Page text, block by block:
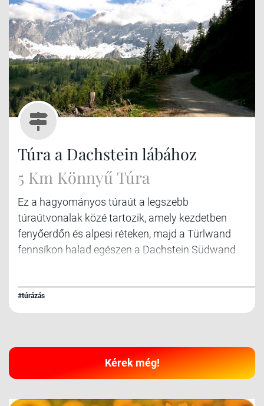
Túra a Dachstein lábához
5 Km Könnyű Túra
Ez a hagyományos túraút a legszebb
túraútvonalak közé tartozik, amely kezdetben
fenyőerdőn és alpesi réteken, majd a Türlwand
fennsíkon halad egészen a Dachstein Südwand
#túrázás
Kérek még!